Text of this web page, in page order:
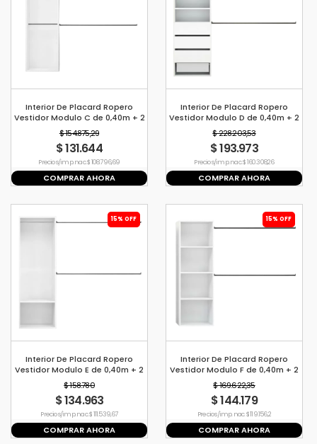
Interior De Placard Ropero
Vestidor Modulo C de 0,40m + 2
Barrales de 1,2mt
$ 154.875,29
$ 131.644
Precio s/imp. nac. $ 108.796,69
COMPRAR AHORA
Interior De Placard Ropero
Vestidor Modulo D de 0,40m + 2
Barrales de 1,2mt
$ 228.203,53
$ 193.973
Precio s/imp. nac. $ 160.308,26
COMPRAR AHORA
15% OFF
Interior De Placard Ropero
Vestidor Modulo E de 0,40m + 2
Barrales de 1,2mt
$ 158.780
$ 134.963
Precio s/imp. nac. $ 111.539,67
COMPRAR AHORA
15% OFF
Interior De Placard Ropero
Vestidor Modulo F de 0,40m + 2
Barrales de 1,2mt
$ 169.622,35
$ 144.179
Precio s/imp. nac. $ 119.156,2
COMPRAR AHORA